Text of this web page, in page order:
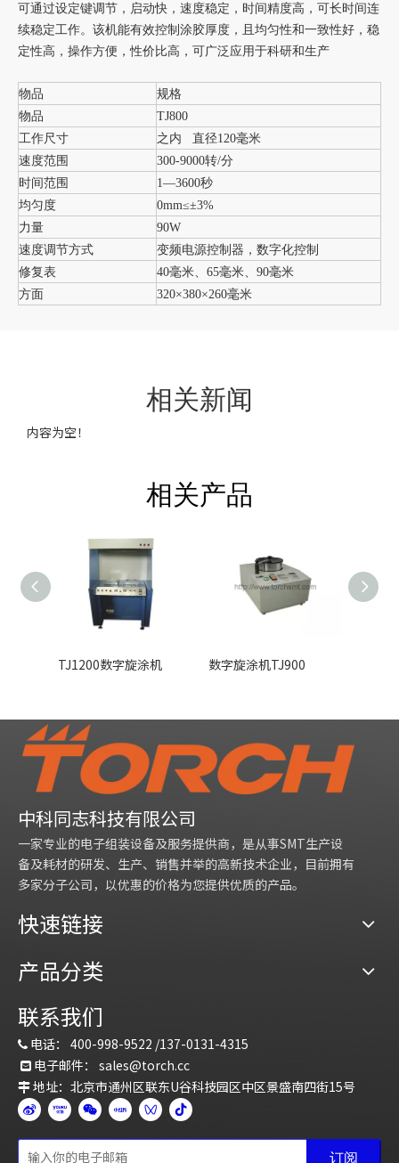
可通过设定键调节，启动快，速度稳定，时间精度高，可长时间连
续稳定工作。该机能有效控制涂胶厚度，且均匀性和一致性好，稳
定性高，操作方便，性价比高，可广泛应用于科研和生产
物品
规格
物品
TJ800
工作尺寸
之内 直径120毫米
速度范围
300-9000转/分
时间范围
1—3600秒
均匀度
0mm≤±3%
力量
90W
速度调节方式
变频电源控制器，数字化控制
修复表
40毫米、65毫米、90毫米
方面
320×380×260毫米
相关新闻
内容为空！
相关产品
TJ1200数字旋涂机 数字旋涂机TJ900
中科同志科技有限公司
一家专业的电子组装设备及服务提供商，是从事SMT生产设
备及耗材的研发、生产、销售并举的高新技术企业，目前拥有
多家分子公司，以优惠的价格为您提供优质的产品。
快速链接
产品分类
联系我们
 电话： 400-998-9522 /137-0131-4315
 电子邮件： sales@torch.cc
 地址：北京市通州区联东U谷科技园区中区景盛南四街15号
订阅